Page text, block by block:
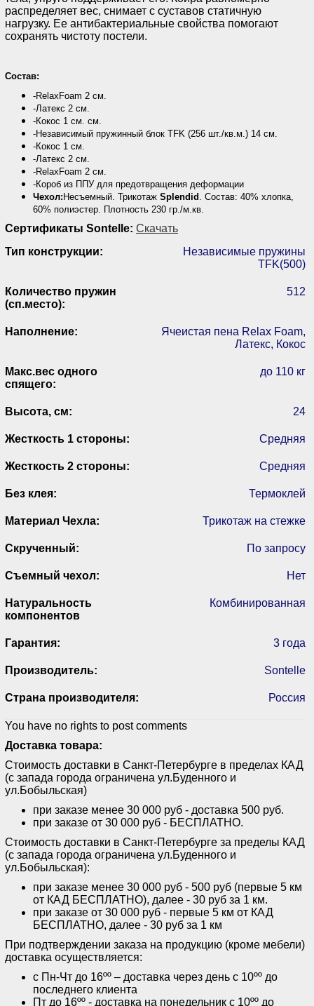
распределяет вес, снимает с суставов статичную
нагрузку. Ее антибактериальные свойства помогают
сохранять чистоту постели.
Состав:
-RelaxFoam 2 см.
-Латекс 2 см.
-Кокос 1 см. см.
-Независимый пружинный блок TFK (256 шт./кв.м.) 14 см.
-Кокос 1 см.
-Латекс 2 см.
-RelaxFoam 2 см.
-Короб из ППУ для предотвращения деформации
Чехол: Несъемный. Трикотаж Splendid . Состав: 40% хлопка,
60% полиэстер. Плотность 230 гр./м.кв.
Сертификаты Sontelle: Скачать
Тип конструкции:
Независимые пружины
TFK(500)
Количество пружин
(сп.место):
512
Наполнение:
Ячеистая пена Relax Foam,
Латекс, Кокос
Макс.вес одного
спящего:
до 110 кг
Высота, см: 24
Жесткость 1 стороны: Средняя
Жесткость 2 стороны: Средняя
Без клея: Термоклей
Материал Чехла: Трикотаж на стежке
Скрученный: По запросу
Съемный чехол: Нет
Натуральность
компонентов
Комбинированная
Гарантия: 3 года
Производитель: Sontelle
Страна производителя: Россия
You have no rights to post comments
Доставка товара:
Стоимость доставки в Санкт-Петербурге в пределах КАД
(с запада города ограничена ул.Буденного и
ул.Бобыльская)
при заказе менее 30 000 руб - доставка 500 руб.
при заказе от 30 000 руб - БЕСПЛАТНО.
Стоимость доставки в Санкт-Петербурге за пределы КАД
(с запада города ограничена ул.Буденного и
ул.Бобыльская):
при заказе менее 30 000 руб - 500 руб (первые 5 км
от КАД БЕСПЛАТНО), далее - 30 руб за 1 км.
при заказе от 30 000 руб - первые 5 км от КАД
БЕСПЛАТНО, далее - 30 руб за 1 км
При подтверждении заказа на продукцию (кроме мебели)
доставка осуществляется:
с Пн-Чт до 16ºº – доставка через день с 10ºº до
последнего клиента
Пт до 16ºº - доставка на понедельник с 10ºº до